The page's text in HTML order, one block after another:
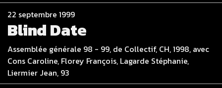
22 septembre 1999
Blind Date
Assemblée générale 98 - 99, de Collectif, CH, 1998, avec
Cons Caroline, Florey François, Lagarde Stéphanie,
Liermier Jean, 93